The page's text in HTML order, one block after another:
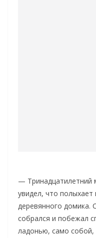
— Тринадцатилетний
увидел, что полыхает
деревянного домика.
собрался и побежал
ладонью, само собой,